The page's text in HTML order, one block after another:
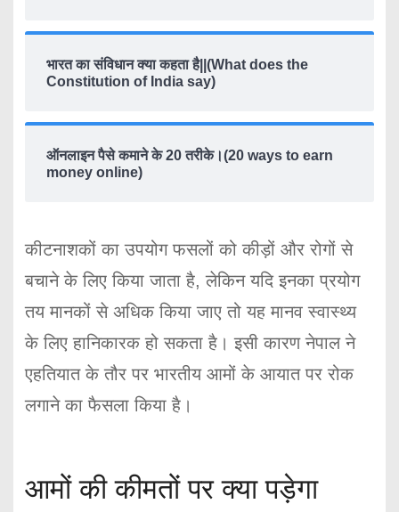
भारत का संविधान क्या कहता है||(What does the
Constitution of India say)
ऑनलाइन पैसे कमाने के 20 तरीके।(20 ways to earn
money online)
कीटनाशकों का उपयोग फसलों को कीड़ों और रोगों से
बचाने के लिए किया जाता है, लेकिन यदि इनका प्रयोग
तय मानकों से अधिक किया जाए तो यह मानव स्वास्थ्य
के लिए हानिकारक हो सकता है। इसी कारण नेपाल ने
एहतियात के तौर पर भारतीय आमों के आयात पर रोक
लगाने का फैसला किया है।
आमों की कीमतों पर क्या पड़ेगा